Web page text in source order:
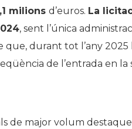
milions d’euros. La
, sent l’única
durant tot l’any 2025
de l’entrada en
de major volum